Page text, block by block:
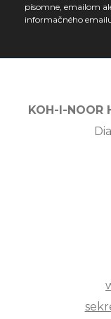
písomne, emailom
informačného
KOH-I-NOOR